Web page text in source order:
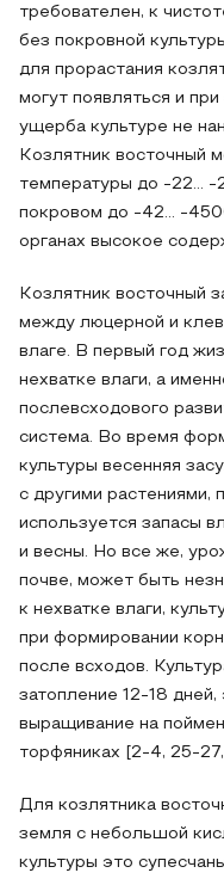
требователен, к
без покровной
для прорастания
могут появляться и
ущерба культуре не
Козлятник восточный
температуры до -22...
покровом до -42... -
органах высокое
Козлятник восточный
между люцерной и
влаге. В первый год
нехватке влаги, а
послевсходового
система. Во время
культуры весенняя
с другими растениями,
используется запасы
и весны. Но все же,
почве, может быть
к нехватке влаги,
при формировании
после всходов.
затопление 12-18
выращивание на
торфяниках [2-4, 25-27,
Для козлятника
земля с небольшой
культуры это